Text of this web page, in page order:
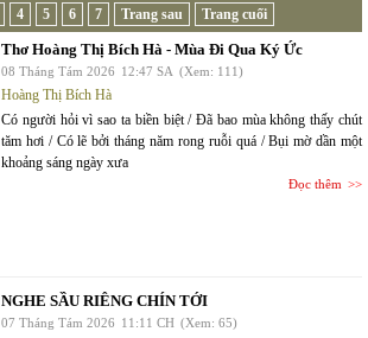
4 5 6 7 Trang sau Trang cuối
Thơ Hoàng Thị Bích Hà - Mùa Đi Qua Ký Ức
08 Tháng Tám 2026 12:47 SA (Xem: 111)
Hoàng Thị Bích Hà
Có người hỏi vì sao ta biền biệt / Đã bao mùa không thấy chút
tăm hơi / Có lẽ bởi tháng năm rong ruỗi quá / Bụi mờ dần một
khoảng sáng ngày xưa
Đọc thêm
NGHE SẦU RIÊNG CHÍN TỚI
07 Tháng Tám 2026 11:11 CH (Xem: 65)